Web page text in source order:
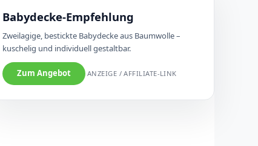
Babydecke-Empfehlung
Zweilagige, bestickte Babydecke aus Baumwolle –
kuschelig und individuell gestaltbar.
Zum Angebot ANZEIGE / AFFILIATE-LINK